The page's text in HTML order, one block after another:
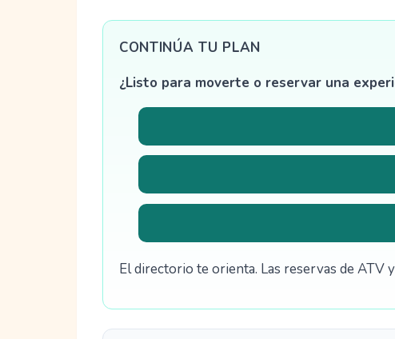
CONTINÚA TU PLAN
¿Listo para moverte o reservar una
El directorio te orienta. Las reservas de ATV